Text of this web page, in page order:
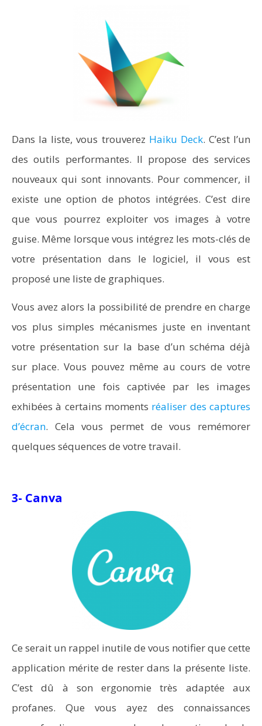
Dans la liste, vous trouverez Haiku Deck. C’est l’un
des outils performantes. Il propose des services
nouveaux qui sont innovants. Pour commencer, il
existe une option de photos intégrées. C’est dire
que vous pourrez exploiter vos images à votre
guise. Même lorsque vous intégrez les mots-clés de
votre présentation dans le logiciel, il vous est
proposé une liste de graphiques.
Vous avez alors la possibilité de prendre en charge
vos plus simples mécanismes juste en inventant
votre présentation sur la base d’un schéma déjà
sur place. Vous pouvez même au cours de votre
présentation une fois captivée par les images
exhibées à certains moments réaliser des captures
d’écran. Cela vous permet de vous remémorer
quelques séquences de votre travail.
3- Canva
Ce serait un rappel inutile de vous notifier que cette
application mérite de rester dans la présente liste.
C’est dû à son ergonomie très adaptée aux
profanes. Que vous ayez des connaissances